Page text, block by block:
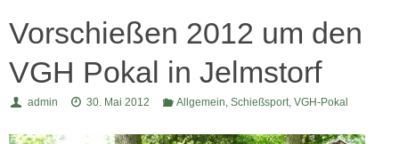
Vorschießen 2012 um den
VGH Pokal in Jelmstorf
admin 30. Mai 2012 Allgemein Schießsport, VGH-Pokal